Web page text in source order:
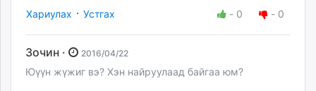
Хариулах · Устгах - 0 - 0
Зочин · 2016/04/22
Юүүн жүжиг вэ? Хэн найруулаад байгаа юм?